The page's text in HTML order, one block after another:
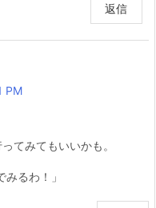
返信
PM
てみてもいいかも。
るわ！」